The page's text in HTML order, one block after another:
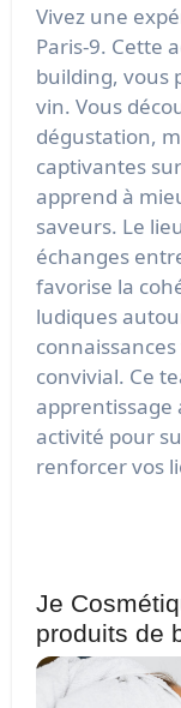
Vivez une expérience unique avec Vino Club
Paris-9. Cette
building, vous
vin. Vous
dégustation,
captivantes
apprend à
saveurs. Le
échanges
favorise la
ludiques
convivial. Ce
apprentissage
activité pour
renforcer vos
Je
produits de